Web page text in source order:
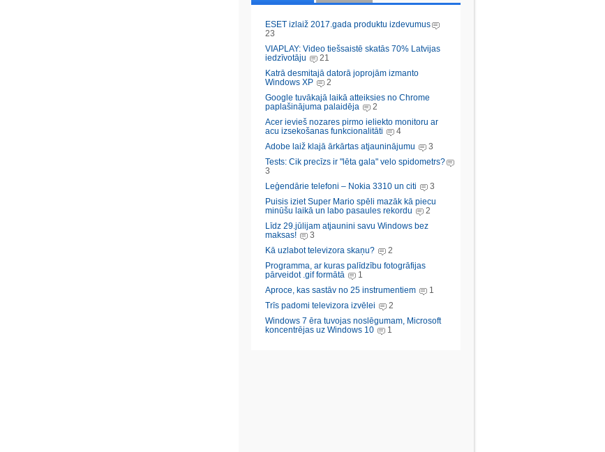
ESET izlaiž 2017.gada produktu izdevumus
23
VIAPLAY: Video tiešsaistē skatās 70% Latvijas
iedzīvotāju
21
Katrā desmitajā datorā joprojām izmanto
Windows XP
2
Google tuvākajā laikā atteiksies no Chrome
paplašinājuma palaidēja
2
Acer ievieš nozares pirmo ieliekto monitoru ar
acu izsekošanas funkcionalitāti
4
Adobe laiž klajā ārkārtas atjauninājumu
3
Tests: Cik precīzs ir "lēta gala" velo spidometrs?
3
Leģendārie telefoni – Nokia 3310 un citi
3
Puisis iziet Super Mario spēli mazāk kā piecu
minūšu laikā un labo pasaules rekordu
2
Līdz 29.jūlijam atjaunini savu Windows bez
maksas!
3
Kā uzlabot televizora skaņu?
2
Programma, ar kuras palīdzību fotogrāfijas
pārveidot .gif formātā
1
Aproce, kas sastāv no 25 instrumentiem
1
Trīs padomi televizora izvēlei
2
Windows 7 ēra tuvojas noslēgumam, Microsoft
koncentrējas uz Windows 10
1